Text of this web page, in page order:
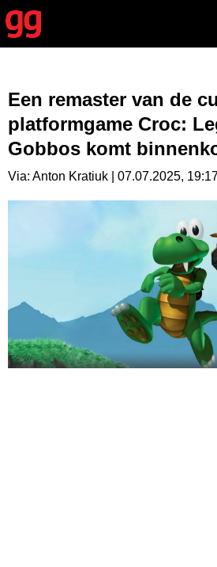
Een remaster van de
platformgame Croc:
Gobbos komt
Via: Anton Kratiuk | 07.07.2025,